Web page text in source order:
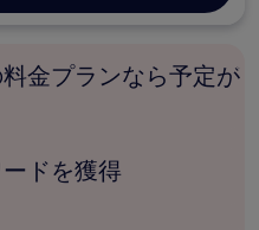
金プランなら予定が
ドを獲得